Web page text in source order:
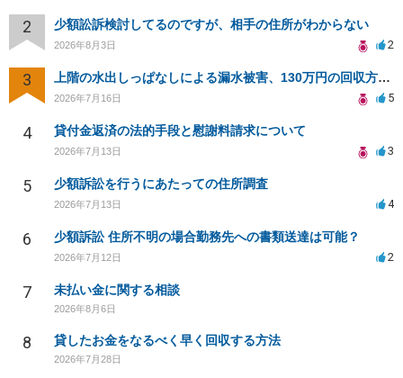
2 少額訟訴検討してるのですが、相手の住所がわからない
2026年8月3日 2
3 上階の水出しっぱなしによる漏水被害、130万円の回収方法を相談したい
2026年7月16日 5
4 貸付金返済の法的手段と慰謝料請求について
2026年7月13日 3
5 少額訴訟を行うにあたっての住所調査
2026年7月13日 4
6 少額訴訟 住所不明の場合勤務先への書類送達は可能？
2026年7月12日 2
7 未払い金に関する相談
2026年8月6日
8 貸したお金をなるべく早く回収する方法
2026年7月28日